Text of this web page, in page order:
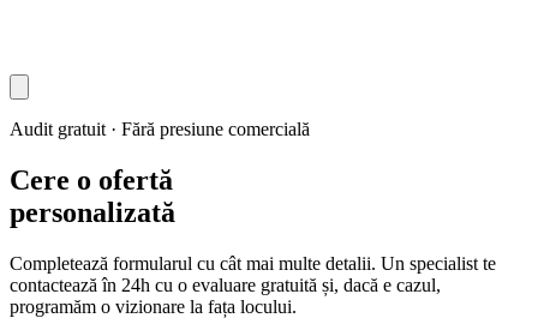
Audit gratuit · Fără presiune comercială
Cere o ofertă
personalizată
Completează formularul cu cât mai multe detalii. Un specialist te
contactează în 24h cu o evaluare gratuită și, dacă e cazul,
programăm o vizionare la fața locului.